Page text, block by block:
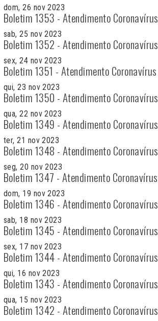
dom, 26 nov 2023
Boletim 1353 - Atendimento Coronavírus
sab, 25 nov 2023
Boletim 1352 - Atendimento Coronavírus
sex, 24 nov 2023
Boletim 1351 - Atendimento Coronavírus
qui, 23 nov 2023
Boletim 1350 - Atendimento Coronavírus
qua, 22 nov 2023
Boletim 1349 - Atendimento Coronavírus
ter, 21 nov 2023
Boletim 1348 - Atendimento Coronavírus
seg, 20 nov 2023
Boletim 1347 - Atendimento Coronavírus
dom, 19 nov 2023
Boletim 1346 - Atendimento Coronavírus
sab, 18 nov 2023
Boletim 1345 - Atendimento Coronavírus
sex, 17 nov 2023
Boletim 1344 - Atendimento Coronavírus
qui, 16 nov 2023
Boletim 1343 - Atendimento Coronavírus
qua, 15 nov 2023
Boletim 1342 - Atendimento Coronavírus